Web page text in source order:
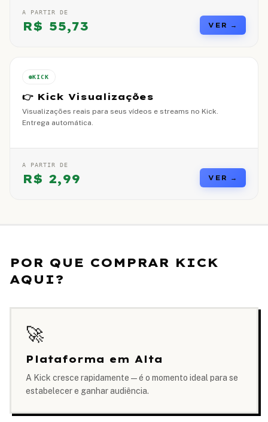
A PARTIR DE
R$ 55,73 VER →
KICK
👉 Kick Visualizações
Visualizações reais para seus vídeos e streams no Kick.
Entrega automática.
A PARTIR DE
R$ 2,99 VER →
POR QUE COMPRAR KICK
AQUI?
🚀
Plataforma em Alta
A Kick cresce rapidamente — é o momento ideal para se
estabelecer e ganhar audiência.